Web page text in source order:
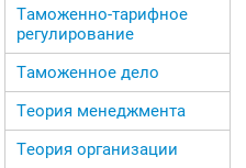
Таможенно-тарифное
регулирование
Таможенное дело
Теория менеджмента
Теория организации